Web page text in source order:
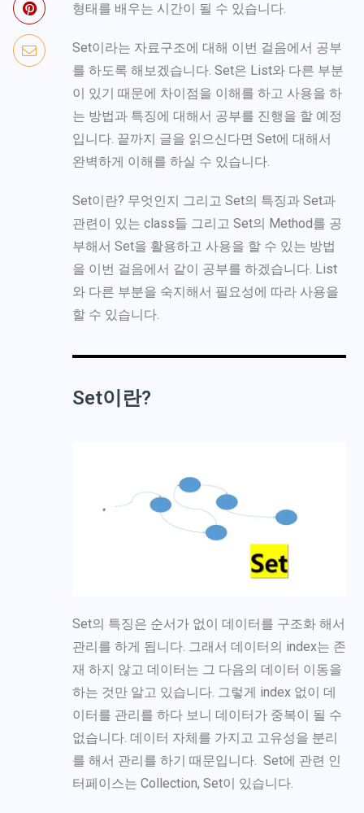
형태를 배우는 시간이 될 수 있습니다.
Set이라는 자료구조에 대해 이번 걸음에서 공부
를 하도록 해보겠습니다. Set은 List와 다른 부분
이 있기 때문에 차이점을 이해를 하고 사용을 하
는 방법과 특징에 대해서 공부를 진행을 할 예정
입니다. 끝까지 글을 읽으신다면 Set에 대해서
완벽하게 이해를 하실 수 있습니다.
Set이란? 무엇인지 그리고 Set의 특징과 Set과
관련이 있는 class들 그리고 Set의 Method를 공
부해서 Set을 활용하고 사용을 할 수 있는 방법
을 이번 걸음에서 같이 공부를 하겠습니다. List
와 다른 부분을 숙지해서 필요성에 따라 사용을
할 수 있습니다.
Set이란?
Set의 특징은 순서가 없이 데이터를 구조화 해서
관리를 하게 됩니다. 그래서 데이터의 index는 존
재 하지 않고 데이터는 그 다음의 데이터 이동을
하는 것만 알고 있습니다. 그렇게 index 없이 데
이터를 관리를 하다 보니 데이터가 중복이 될 수
없습니다. 데이터 자체를 가지고 고유성을 분리
를 해서 관리를 하기 때문입니다. Set에 관련 인
터페이스는 Collection, Set이 있습니다.